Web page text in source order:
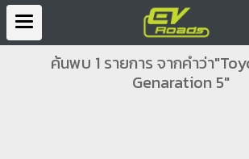
ค้นพบ 1 รายการ จากคำว่า
Genaration 5"